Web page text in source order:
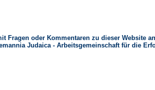
Fragen oder Kommentaren zu dieser Website
Judaica - Arbeitsgemeinschaft für die